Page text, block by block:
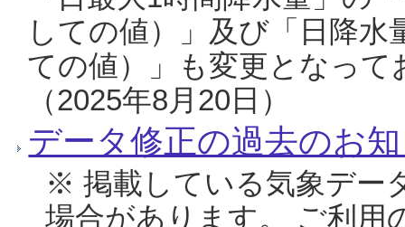
しての値）」及び「日降
ての値）」も変更となっ
（2025年8月20日）
データ修正の過去のお
※ 掲載している気象デー
場合があります。 ご利用